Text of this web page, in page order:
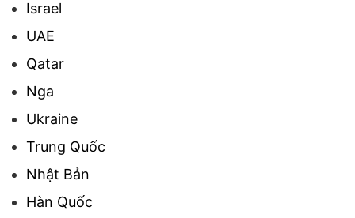
Israel
UAE
Qatar
Nga
Ukraine
Trung Quốc
Nhật Bản
Hàn Quốc